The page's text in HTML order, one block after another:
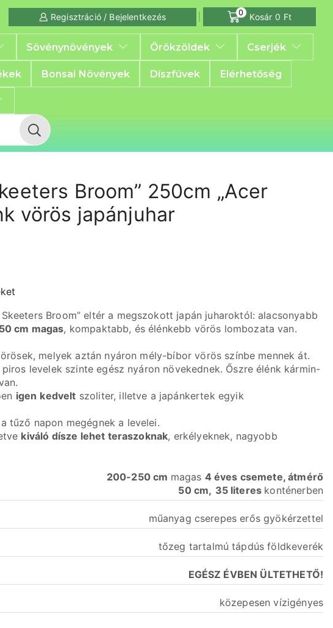
Regisztráció / Bejelentkezés 0 Kosár 0 Ft
Sövénynövények Örökzöldek Cserjék
Bonsai Növények Díszfüvek Elérhetőség
Broom” 250cm „Acer
vörös japánjuhar
Broom” eltér a megszokott japán juharoktól: alacsonyabb
cm magas, kompaktabb, és élénkebb vörös lombozata van.
melyek aztán nyáron mély-bíbor vörös színbe mennek át.
levelek szinte egész nyáron növekednek. Őszre élénk kármin-
igen kedvelt szoliter, illetve a japánkertek egyik
tűző napon megégnek a levelei.
kiváló dísze lehet teraszoknak, erkélyeknek, nagyobb
200-250 cm magas 4 éves csemete, átmérő
50 cm, 35 literes konténerben
műanyag cserepes erős gyökérzettel
tőzeg tartalmú tápdús földkeverék
EGÉSZ ÉVBEN ÜLTETHETŐ!
közepesen vízigényes